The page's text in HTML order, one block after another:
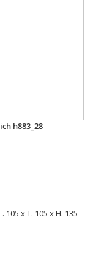
h883_28
x T. 105 x H. 135